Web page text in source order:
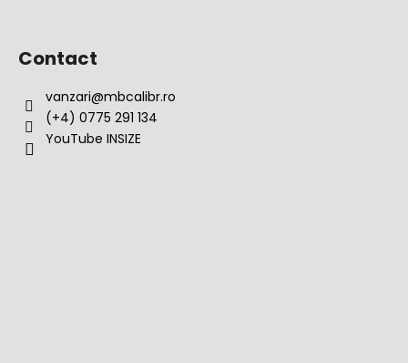
Contact
vanzari@mbcalibr.ro
(+4) 0775 291 134
YouTube INSIZE